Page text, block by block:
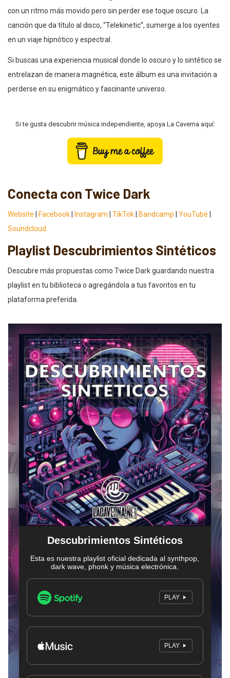
con un ritmo más movido pero sin perder ese toque oscuro. La
canción que da título al disco, “Telekinetic”, sumerge a los oyentes
en un viaje hipnótico y espectral.
Si buscas una experiencia musical donde lo oscuro y lo sintético se
entrelazan de manera magnética, este álbum es una invitación a
perderse en su enigmático y fascinante universo.
Si te gusta descubrir música independiente, apoya La Caverna aquí:
Conecta con Twice Dark
Website Facebook Instagram TikTok Bandcamp YouTube
Soundcloud
Playlist Descubrimientos Sintéticos
Descubre más propuestas como Twice Dark guardando nuestra
playlist en tu biblioteca o agregándola a tus favoritos en tu
plataforma preferida.